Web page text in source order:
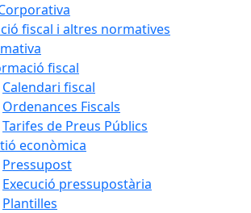
fiscal i altres normatives
fiscal
Calendari fiscal
Ordenances Fiscals
Tarifes de Preus Públics
econòmica
Pressupost
Execució pressupostària
Plantilles